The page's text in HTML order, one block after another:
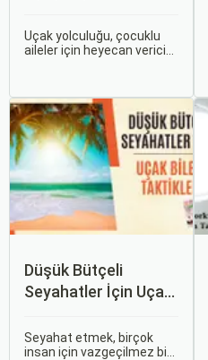
Gerekenler
Uçak yolculuğu, çocuklu
aileler için heyecan verici
hazırlık ve stratejilerle bu
deneyimi hem sizin hem
de çocuklarınız için keyifli
hale getirebilirsiniz.
Düşük Bütçeli
Seyahatler İçin Uçak
Seyahat etmek, birçok
insan için vazgeçilmez bir